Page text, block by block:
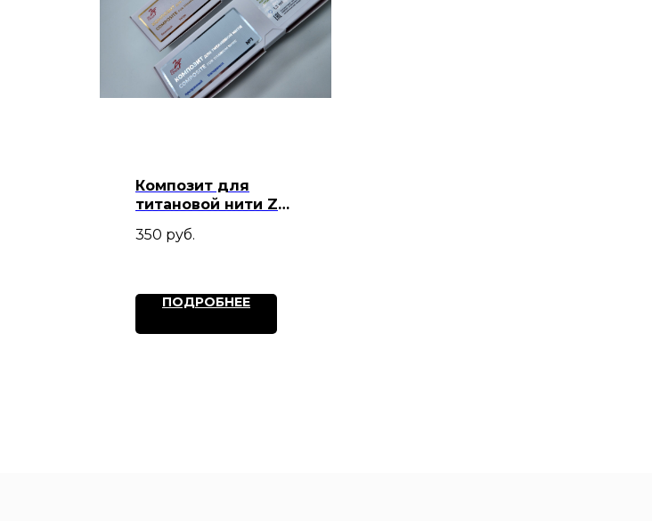
Композит для
титановой нити Zet
350 руб.
ПОДРОБНЕЕ